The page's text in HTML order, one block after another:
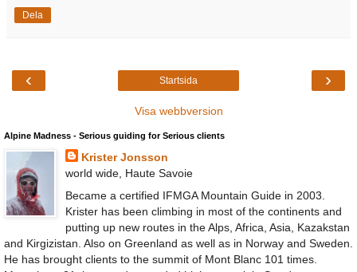
Dela
‹ ›
Startsida
Visa webbversion
Alpine Madness - Serious guiding for Serious clients
Krister Jonsson
world wide, Haute Savoie
Became a certified IFMGA Mountain Guide in 2003.
Krister has been climbing in most of the continents and
putting up new routes in the Alps, Africa, Asia, Kazakstan
and Kirgizistan. Also on Greenland as well as in Norway and Sweden.
He has brought clients to the summit of Mont Blanc 101 times.